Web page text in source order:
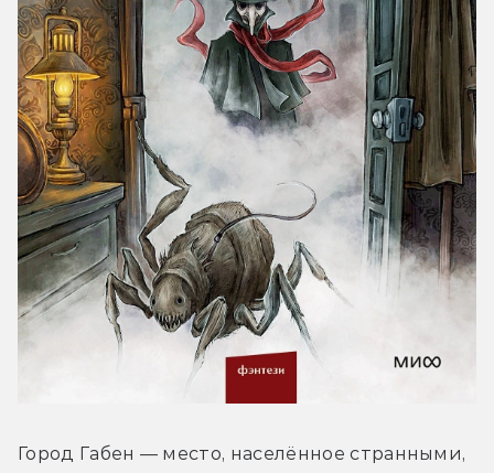
Город Габен — место, населённое странными,